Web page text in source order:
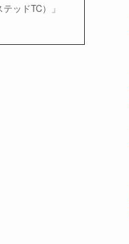
ッドTC）」